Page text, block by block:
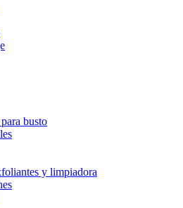
busto
y limpiadora